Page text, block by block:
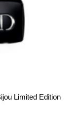
Limited Edition